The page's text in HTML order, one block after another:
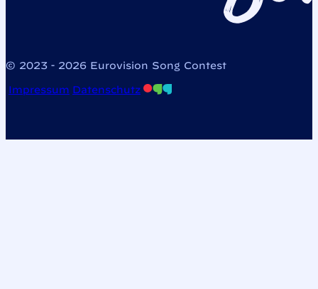
© 2023 - 2026 Eurovision Song Contest
Impressum Datenschutz